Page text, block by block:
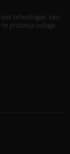
tehnologije, kao
pružanja usluge